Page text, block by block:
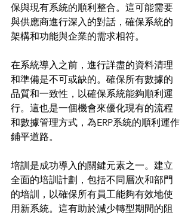
保與現有系統的順利整合。這可能需要
與供應商進行深入的對話，確保系統的
架構和功能與企業的需求相符。
在系統導入之前，進行詳盡的資料清理
和準備是不可或缺的。確保所有數據的
品質和一致性，以確保系統能夠順利運
行。這也是一個機會來優化現有的流程
和數據管理方式，為ERP系統的順利運作
鋪平道路。
培訓是成功導入的關鍵元素之一。建立
全面的培訓計劃，包括不同層次和部門
的培訓，以確保所有員工能夠有效地使
用新系統。這有助於減少轉型期間的阻